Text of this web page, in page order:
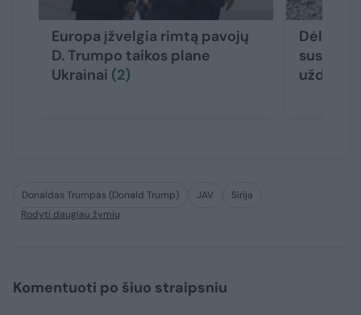
Europa įžvelgia rimtą pavojų
D. Trumpo taikos plane
Ukrainai (2)
Dėl
uždarė
Donaldas Trumpas (Donald Trump) JAV
Sirija
Rodyti daugiau žymių
Komentuoti po šiuo straipsniu